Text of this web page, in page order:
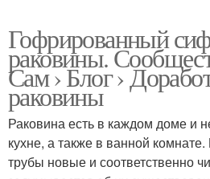
Гофрированный
раковины.
Сам › Блог ›
раковины
Раковина есть в каждом доме и
кухне, а также в ванной
трубы новые и соответственно